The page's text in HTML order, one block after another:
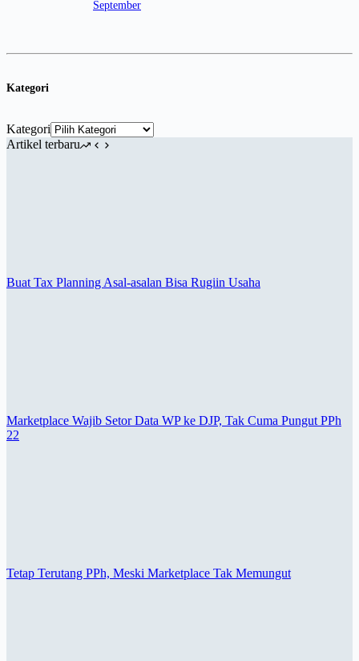
September
Kategori
Kategori
Artikel terbaru
Buat Tax Planning Asal-asalan Bisa Rugiin Usaha
Marketplace Wajib Setor Data WP ke DJP, Tak Cuma Pungut PPh
22
Tetap Terutang PPh, Meski Marketplace Tak Memungut